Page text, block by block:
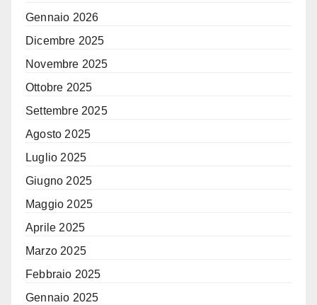
Gennaio 2026
Dicembre 2025
Novembre 2025
Ottobre 2025
Settembre 2025
Agosto 2025
Luglio 2025
Giugno 2025
Maggio 2025
Aprile 2025
Marzo 2025
Febbraio 2025
Gennaio 2025